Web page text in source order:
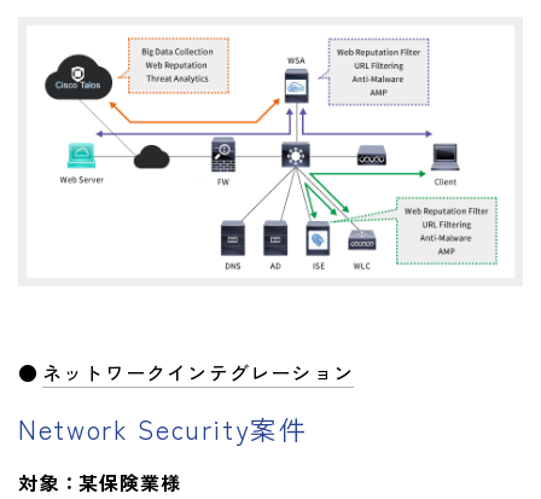
ネットワークインテグレーション
Network Security案件
対象：某保険業様